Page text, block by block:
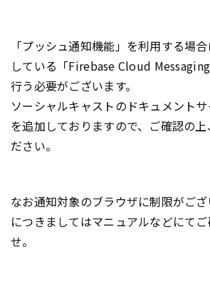
「プッシュ通知機能」を利用する場
している「Firebase Cloud
行う必要がございます。
ソーシャルキャストのドキュメント
を追加しておりますので、ご確認の
ださい。
なお通知対象のブラウザに制限がご
につきましてはマニュアルなどにて
せ。